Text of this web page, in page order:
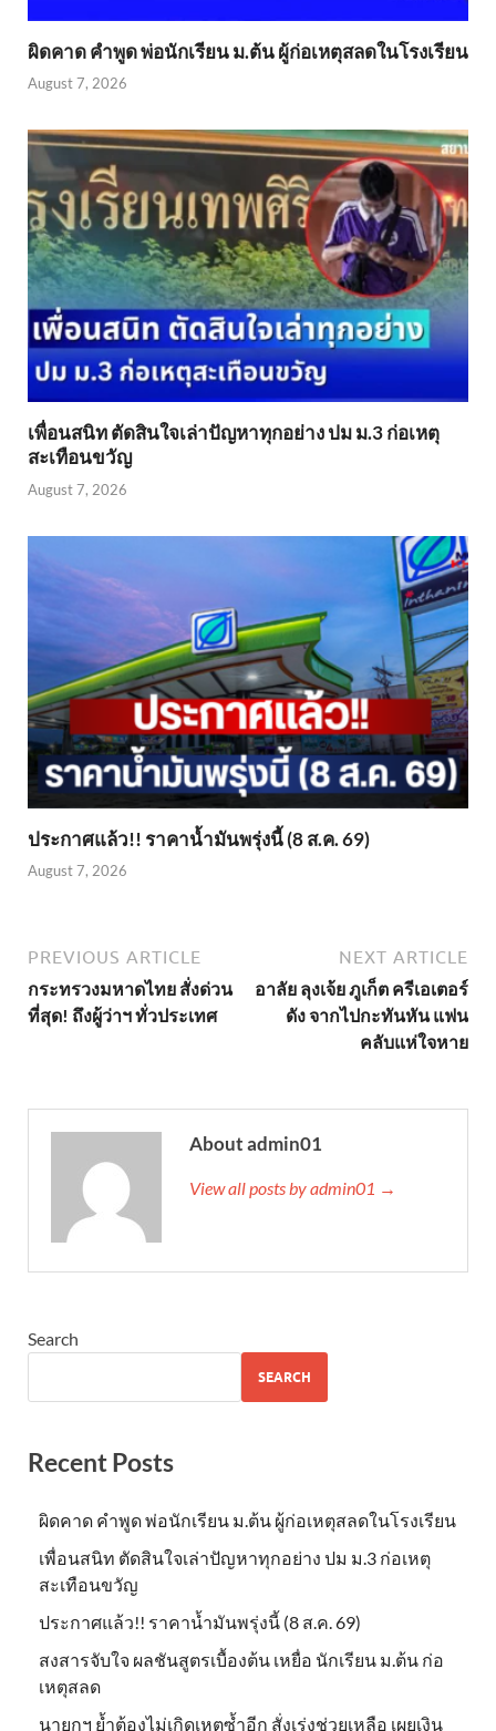
ผิดคาด คำพูด พ่อนักเรียน ม.ต้น ผู้ก่อเหตุสลดในโรงเรียน
August 7, 2026
เพื่อนสนิท ตัดสินใจเล่าปัญหาทุกอย่าง ปม ม.3 ก่อเหตุ
สะเทือนขวัญ
August 7, 2026
ประกาศแล้ว!! ราคาน้ำมันพรุ่งนี้ (8 ส.ค. 69)
August 7, 2026
PREVIOUS ARTICLE
กระทรวงมหาดไทย สั่งด่วน
ที่สุด! ถึงผู้ว่าฯ ทั่วประเทศ
NEXT ARTICLE
อาลัย ลุงเจ้ย ภูเก็ต ครีเอเตอร์
ดัง จากไปกะทันหัน แฟน
คลับแห่ใจหาย
About admin01
View all posts by admin01 →
Search
SEARCH
Recent Posts
ผิดคาด คำพูด พ่อนักเรียน ม.ต้น ผู้ก่อเหตุสลดในโรงเรียน
เพื่อนสนิท ตัดสินใจเล่าปัญหาทุกอย่าง ปม ม.3 ก่อเหตุ
สะเทือนขวัญ
ประกาศแล้ว!! ราคาน้ำมันพรุ่งนี้ (8 ส.ค. 69)
สงสารจับใจ ผลชันสูตรเบื้องต้น เหยื่อ นักเรียน ม.ต้น ก่อ
เหตุสลด
นายกฯ ย้ำต้องไม่เกิดเหตุซ้ำอีก สั่งเร่งช่วยเหลือ เผยเงิน